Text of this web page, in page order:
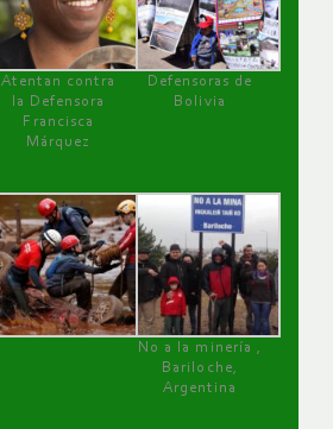
Atentan contra
la Defensora
Francisca
Márquez
Defensoras de
Bolivia
No a la minería ,
Bariloche,
Argentina